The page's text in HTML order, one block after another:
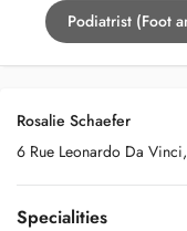
Podiatrist (Foot
Rosalie Schaefer
6 Rue Leonardo Da
Specialities